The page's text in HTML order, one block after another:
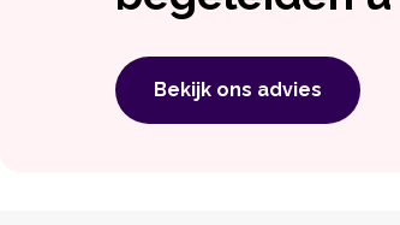
Bekijk ons ​​advies